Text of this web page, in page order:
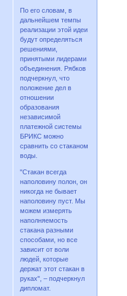
По его словам, в
дальнейшем темпы
реализации этой идеи
будут определяться
решениями,
принятыми лидерами
объединения. Рябков
подчеркнул, что
положение дел в
отношении
образования
независимой
платежной системы
БРИКС можно
сравнить со стаканом
воды.
"Стакан всегда
наполовину полон, он
никогда не бывает
наполовину пуст. Мы
можем измерять
наполняемость
стакана разными
способами, но все
зависит от воли
людей, которые
держат этот стакан в
руках", – подчеркнул
дипломат.